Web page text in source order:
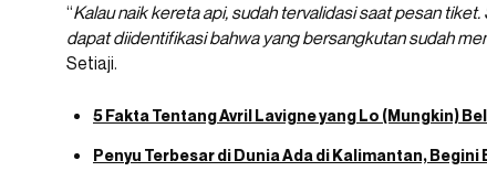
“Kalau naik kereta api, sudah tervalidasi saat pesan
dapat diidentifikasi bahwa yang bersangkutan sudah
Setiaji.
5 Fakta Tentang Avril Lavigne yang Lo (Mungkin)
Penyu Terbesar di Dunia Ada di Kalimantan, Begini